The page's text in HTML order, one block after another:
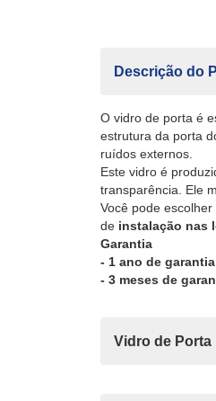
Descrição do
O vidro de porta é
estrutura da porta
ruídos externos.
Este vidro é
transparência. Ele
Você pode escolher
de instalação nas
Garantia
- 1 ano de garantia
- 3 meses de
Vidro de Porta